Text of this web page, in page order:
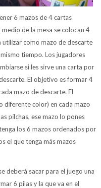
6 mazos de 4 cartas
de la mesa se colocan 4
utilizar como mazo de descarte
tiempo. Los jugadores
si les sirve una carta por
El objetivo es formar 4
mazo de descarte. El
diferente color) en cada mazo
pilchas, ese mazo lo pones
los 6 mazos ordenados por
el que tenga más mazos
deberá sacar para el juego una
6 pilas y la que va en el